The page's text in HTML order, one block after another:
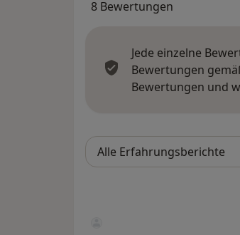
8 Bewertungen
Jede einzelne
Bewertungen
Bewertungen und